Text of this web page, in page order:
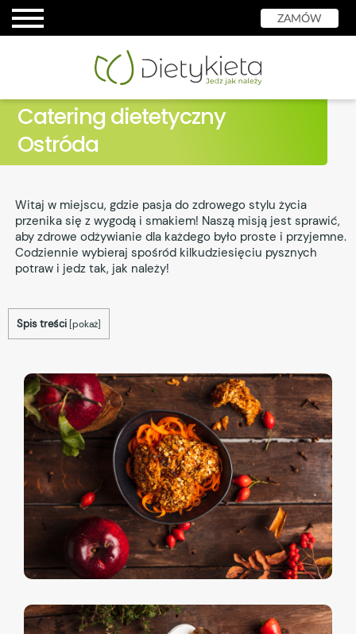
ZAMÓW
Catering dietetyczny
Ostróda
Witaj w miejscu, gdzie pasja do zdrowego stylu życia
przenika się z wygodą i smakiem! Naszą misją jest sprawić,
aby zdrowe odżywianie dla każdego było proste i przyjemne.
Codziennie wybieraj spośród kilkudziesięciu pysznych
potraw i jedz tak, jak należy!
Spis treści [pokaż]